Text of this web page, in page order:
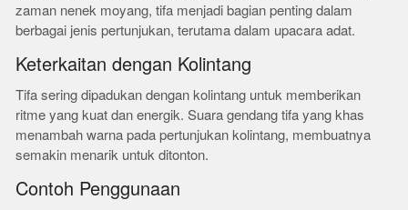
zaman nenek moyang, tifa menjadi bagian penting dalam
berbagai jenis pertunjukan, terutama dalam upacara adat.
Keterkaitan dengan Kolintang
Tifa sering dipadukan dengan kolintang untuk memberikan
ritme yang kuat dan energik. Suara gendang tifa yang khas
menambah warna pada pertunjukan kolintang, membuatnya
semakin menarik untuk ditonton.
Contoh Penggunaan